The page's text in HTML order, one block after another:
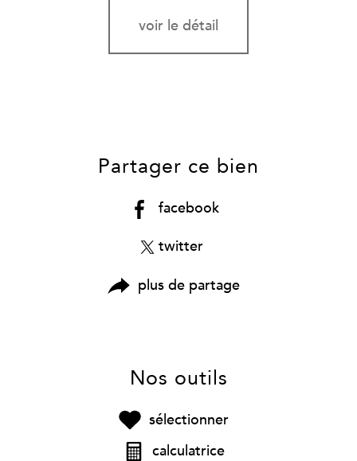
voir le détail
Partager ce bien
facebook
twitter
plus de partage
Nos outils
sélectionner
calculatrice